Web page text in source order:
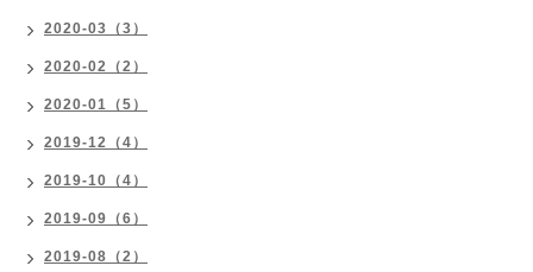
2020-03（3）
2020-02（2）
2020-01（5）
2019-12（4）
2019-10（4）
2019-09（6）
2019-08（2）